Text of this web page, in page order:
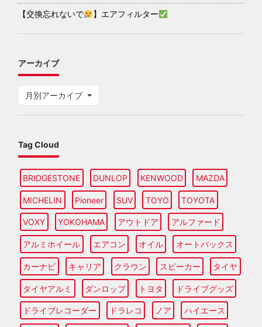
【交換忘れないで 】エアフィルター
アーカイブ
月別アーカイブ
Tag Cloud
BRIDGESTONE DUNLOP KENWOOD MAZDA
MICHELIN Pioneer SUV TOYO TOYOTA
VOXY YOKOHAMA アウトドア アルファード
アルミホイール エアコン オイル オートバックス
カーナビ キャリア クラウン スピーカー タイヤ
タイヤアルミ ダンロップ トヨタ ドライブグッズ
ドライブレコーダー ドラレコ ノア ハイエース